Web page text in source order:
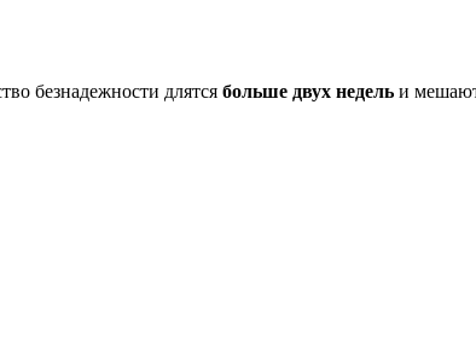
безнадежности длятся больше двух недель и